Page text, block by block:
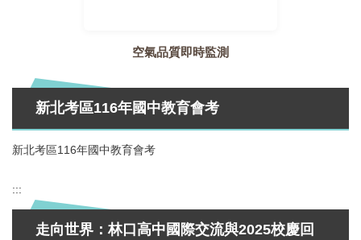
空氣品質即時監測
新北考區116年國中教育會考
新北考區116年國中教育會考
:::
走向世界：林口高中國際交流與2025校慶回